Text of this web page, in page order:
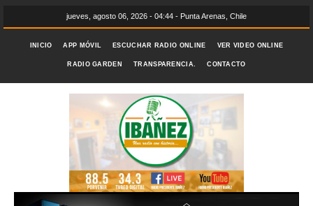
jueves, agosto 06, 2026 - 04:44 - Punta Arenas, Chile
INICIO APP MÓVIL ESCUCHAR RADIO ONLINE VER VIDEO ONLINE
RADIO GARDEN TRANSPARENCIA. CONTACTO